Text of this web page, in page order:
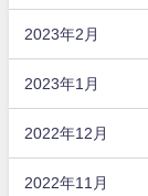
2023年2月
2023年1月
2022年12月
2022年11月